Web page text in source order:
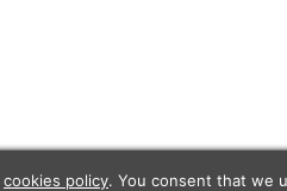
cookies policy. You consent that we